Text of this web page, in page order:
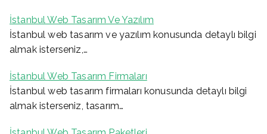
İstanbul Web Tasarım Ve Yazılım
İstanbul web tasarım ve yazılım konusunda detaylı bilgi
almak isterseniz,…
İstanbul Web Tasarım Firmaları
İstanbul web tasarım firmaları konusunda detaylı bilgi
almak isterseniz, tasarım…